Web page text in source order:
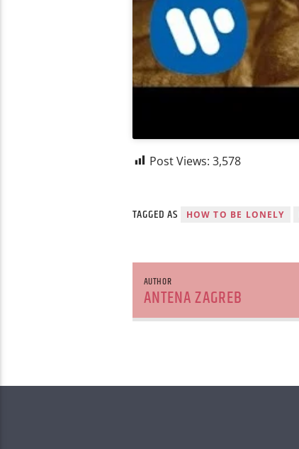
Post Views: 3,578
TAGGED AS HOW TO BE LONELY
AUTHOR
ANTENA ZAGREB